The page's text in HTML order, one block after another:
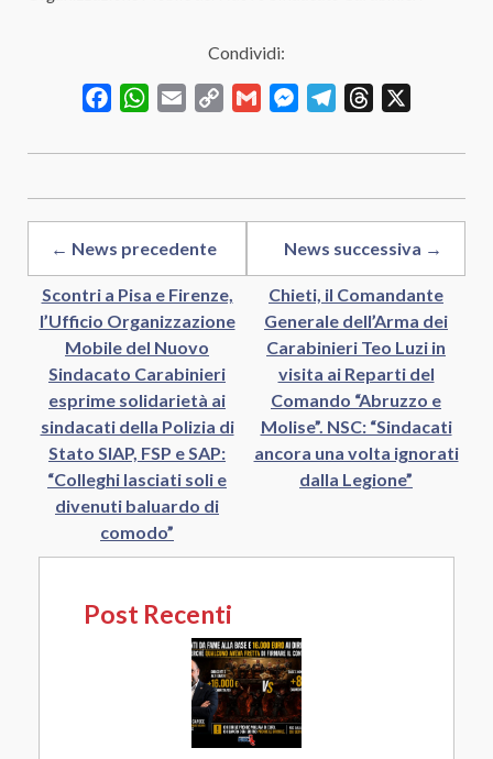
Condividi:
FacebookWhatsApp
Email
Copy
Gmail MessengerTelegramThreads
← News precedente
Scontri a Pisa e Firenze,
l’Ufficio Organizzazione
Mobile del Nuovo
Sindacato Carabinieri
esprime solidarietà ai
sindacati della Polizia di
Stato SIAP, FSP e SAP:
“Colleghi lasciati soli e
divenuti baluardo di
comodo”
News successiva →
Chieti, il Comandante
Generale dell’Arma dei
Carabinieri Teo Luzi in
visita ai Reparti del
Comando “Abruzzo e
Molise”. NSC: “Sindacati
ancora una volta ignorati
dalla Legione”
Post Recenti